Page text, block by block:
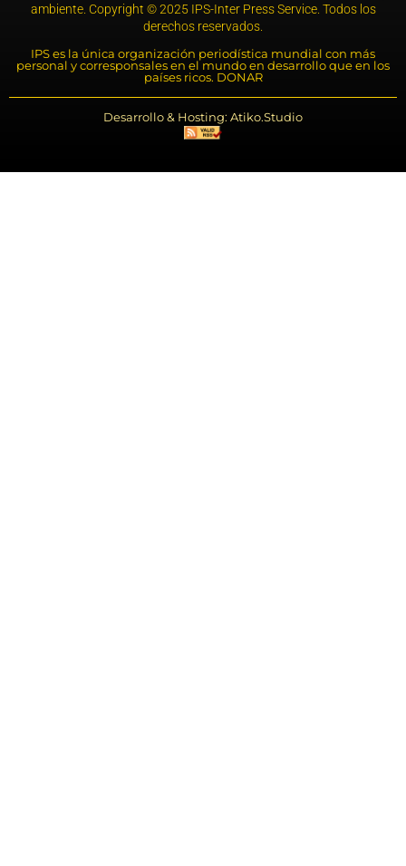
ambiente. Copyright © 2025 IPS-Inter Press Service. Todos los
derechos reservados.
IPS es la única organización periodística mundial con más
personal y corresponsales en el mundo en desarrollo que en los
países ricos. DONAR
Desarrollo & Hosting: Atiko.Studio